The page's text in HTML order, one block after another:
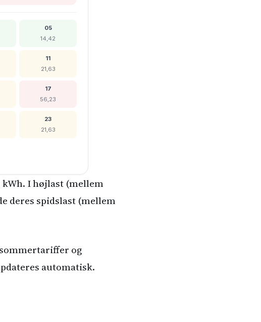
05
14,42
11
21,63
17
56,23
23
21,63
kWh. I højlast (mellem
deres spidslast (mellem
og
automatisk.